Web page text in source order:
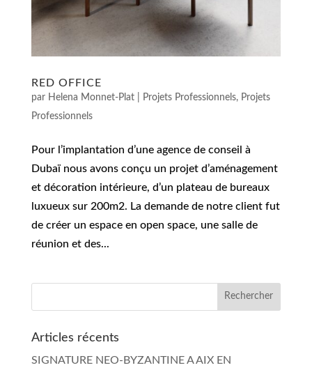
RED OFFICE
par Helena Monnet-Plat| Projets Professionnels, Projets
Professionnels
Pour l’implantation d’une agence de conseil à
Dubaï nous avons conçu un projet d’aménagement
et décoration intérieure, d’un plateau de bureaux
luxueux sur 200m2. La demande de notre client fut
de créer un espace en open space, une salle de
réunion et des...
Articles récents
SIGNATURE NEO-BYZANTINE A AIX EN